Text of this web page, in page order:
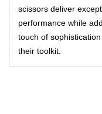
scissors deliver
performance while
touch of
their toolkit.